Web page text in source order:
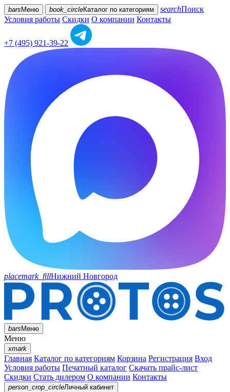
bars Меню book_circleКаталог по категориям searchПоиск
Условия работы Скидки О компании Контакты
+7 (495) 921-39-22
placemark_fillНижний Новгород
barsМеню
Меню
xmark
Главная Каталог по категориям Корзина Регистрация Вход
Условия работы Печатный каталог Скачать прайс-лист
Скидки Стать дилером О компании Контакты
person_crop_circleЛичный кабинет